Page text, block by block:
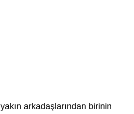
yakın arkadaşlarından birinin